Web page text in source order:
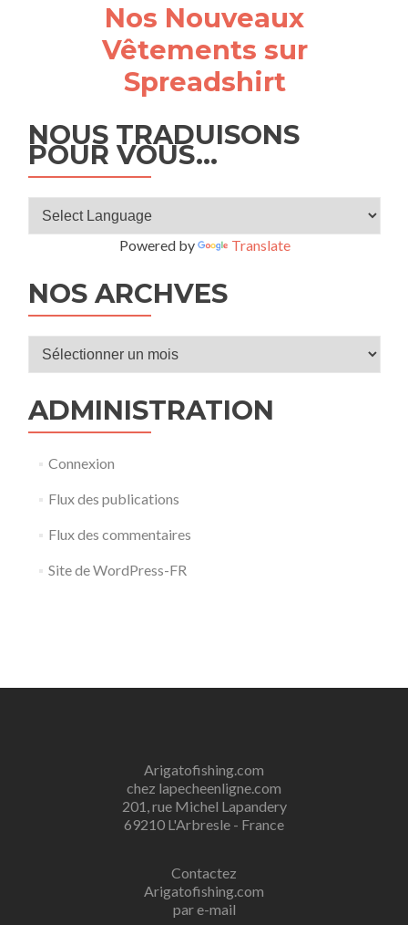
Nos Nouveaux
Vêtements sur
Spreadshirt
NOUS TRADUISONS
POUR VOUS…
Powered by Translate
NOS ARCHVES
ADMINISTRATION
Connexion
Flux des publications
Flux des commentaires
Site de WordPress-FR
Arigatofishing.com
chez lapecheenligne.com
201, rue Michel Lapandery
69210 L'Arbresle - France
Contactez
Arigatofishing.com
par e-mail